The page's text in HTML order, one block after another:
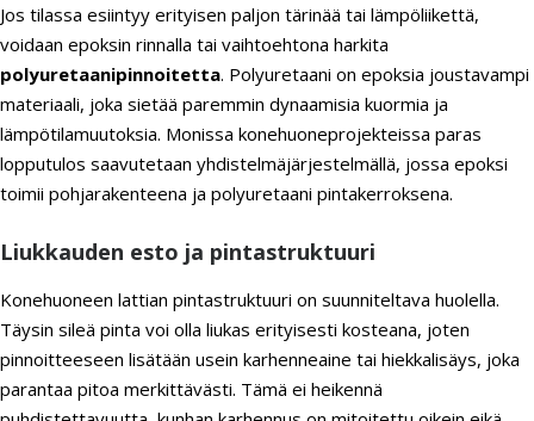
Jos tilassa esiintyy erityisen paljon tärinää tai lämpöliikettä,
voidaan epoksin rinnalla tai vaihtoehtona harkita
polyuretaanipinnoitetta. Polyuretaani on epoksia joustavampi
materiaali, joka sietää paremmin dynaamisia kuormia ja
lämpötilamuutoksia. Monissa konehuoneprojekteissa paras
lopputulos saavutetaan yhdistelmäjärjestelmällä, jossa epoksi
toimii pohjarakenteena ja polyuretaani pintakerroksena.
Liukkauden esto ja pintastruktuuri
Konehuoneen lattian pintastruktuuri on suunniteltava huolella.
Täysin sileä pinta voi olla liukas erityisesti kosteana, joten
pinnoitteeseen lisätään usein karhenneaine tai hiekkalisäys, joka
parantaa pitoa merkittävästi. Tämä ei heikennä